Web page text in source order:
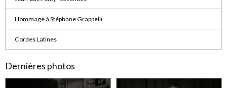
Hommage à Stéphane Grappelli
Cordes Latines
Dernières photos